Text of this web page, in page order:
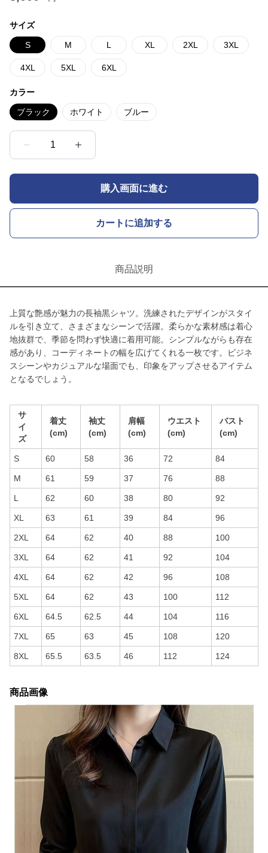
サイズ
S M L XL 2XL 3XL
4XL 5XL 6XL
カラー
ブラック ホワイト ブルー
1
購入画面に進む
カートに追加する
商品説明
上質な艶感が魅力の長袖黒シャツ。洗練されたデザインがスタイ
ルを引き立て、さまざまなシーンで活躍。柔らかな素材感は着心
地抜群で、季節を問わず快適に着用可能。シンプルながらも存在
感があり、コーディネートの幅を広げてくれる一枚です。ビジネ
スシーンやカジュアルな場面でも、印象をアップさせるアイテム
となるでしょう。
サ
イ
ズ
着丈
(cm)
袖丈
(cm)
肩幅
(cm)
ウエスト
(cm)
バスト
(cm)
S 60 58 36 72 84
M 61 59 37 76 88
L 62 60 38 80 92
XL 63 61 39 84 96
2XL 64 62 40 88 100
3XL 64 62 41 92 104
4XL 64 62 42 96 108
5XL 64 62 43 100 112
6XL 64.5 62.5 44 104 116
7XL 65 63 45 108 120
8XL 65.5 63.5 46 112 124
商品画像